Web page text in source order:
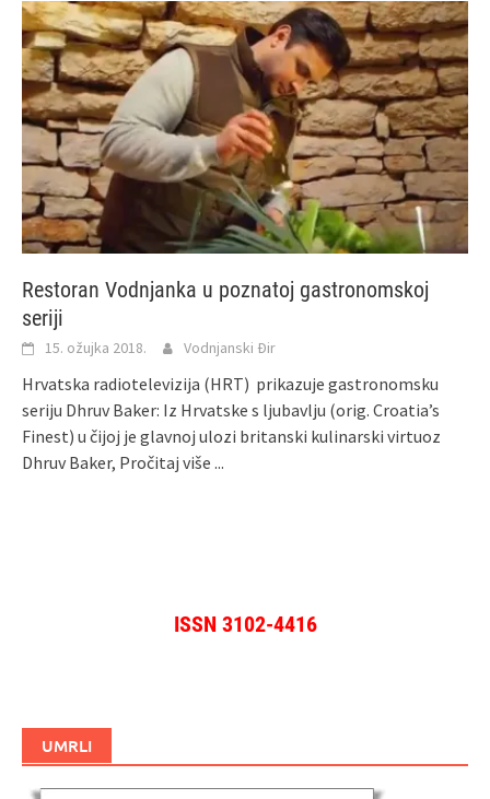
Restoran Vodnjanka u poznatoj gastronomskoj
seriji
15. ožujka 2018. Vodnjanski Đir
Hrvatska radiotelevizija (HRT) prikazuje gastronomsku
seriju Dhruv Baker: Iz Hrvatske s ljubavlju (orig. Croatia’s
Finest) u čijoj je glavnoj ulozi britanski kulinarski virtuoz
Dhruv Baker, Pročitaj više ...
ISSN 3102-4416
UMRLI